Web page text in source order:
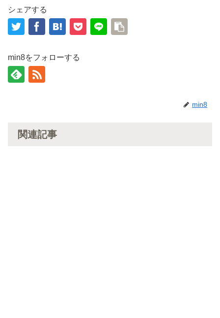
シェアする
min8をフォローする
min8
関連記事